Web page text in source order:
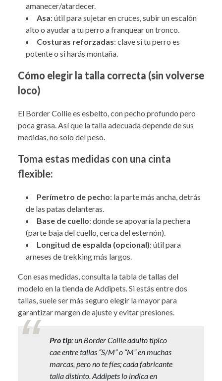
amanecer/atardecer.
Asa: útil para sujetar en cruces, subir un escalón
alto o ayudar a tu perro a franquear un tronco.
Costuras reforzadas: clave si tu perro es
potente o si harás montaña.
Cómo elegir la talla correcta (sin volverse
loco)
El Border Collie es esbelto, con pecho profundo pero
poca grasa. Así que la talla adecuada depende de sus
medidas, no solo del peso.
Toma estas medidas con una cinta
flexible:
Perímetro de pecho: la parte más ancha, detrás
de las patas delanteras.
Base de cuello: donde se apoyaría la pechera
(parte baja del cuello, cerca del esternón).
Longitud de espalda (opcional): útil para
arneses de trekking más largos.
Con esas medidas, consulta la tabla de tallas del
modelo en la tienda de Addipets. Si estás entre dos
tallas, suele ser más seguro elegir la mayor para
garantizar margen de ajuste y evitar presiones.
Pro tip: un Border Collie adulto típico
cae entre tallas “S/M” o “M” en muchas
marcas, pero no te fíes; cada fabricante
talla distinto. Addipets lo indica en